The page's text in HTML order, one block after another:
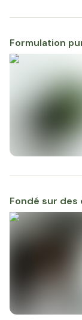
Formulation
Fondé sur